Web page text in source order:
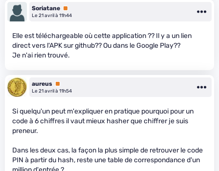
Soriatane Premium
Le 21 avril à 11h44
Elle est téléchargeable où cette application ?? Il y a un lien
direct vers l'APK sur github?? Ou dans le Google Play??
Je n'ai rien trouvé.
aureus Premium
Le 21 avril à 11h54
Si quelqu'un peut m'expliquer en pratique pourquoi pour un
code à 6 chiffres il vaut mieux hasher que chiffrer je suis
preneur.
Dans les deux cas, la façon la plus simple de retrouver le code
PIN à partir du hash, reste une table de correspondance d'un